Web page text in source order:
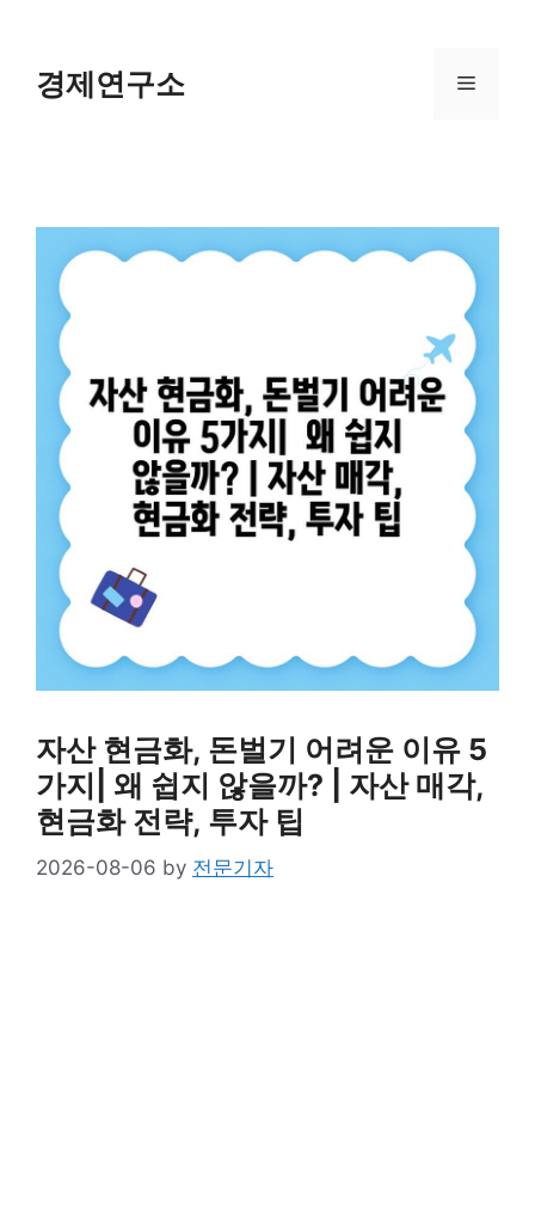
content경제연구소 Menu
자산 현금화, 돈벌기 어려운 이유 5
가지| 왜 쉽지 않을까? | 자산 매각,
현금화 전략, 투자 팁
2026-08-06 by 전문기자